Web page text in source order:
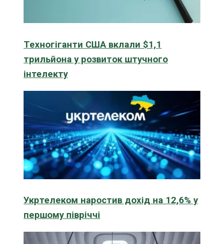
Техногіганти США вклали $1,1
трильйона у розвиток штучного
інтелекту
Укртелеком наростив дохід на 12,6% у
першому півріччі